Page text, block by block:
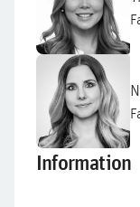
Information